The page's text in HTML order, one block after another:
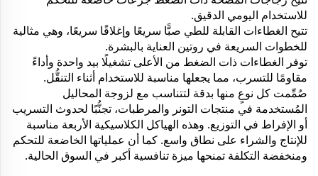
للاستخدام اليومي الدقيق.
تتيح الغطاءات القابلة للطي صبًّا سريعًا وإغلاقًا سريعًا، وهي مثالية
للخطوات السريعة في روتين العناية بالبشرة.
توفر الغطاءات ذات الضغط من الأعلى تشغيلًا بيد واحدة وأداءً
مقاومًا للتسرب، مما يجعلها مناسبة للاستخدام أثناء التنقُّل.
صُمِّمت كل نوعٍ منها بدقة لتتناسب مع لزوجة المحاليل
المُستخدمة في منتجات التونر والمرطبات، تجنُّبًا لحدوث التسريب
أو الإفراط في التوزيع. وهذه الهياكل الكلاسيكية الأربعة مناسبة
للإنتاج والشراء على نطاق واسع. كما أن عملياتها الخاضعة للتحكم
ومنخفضة التكلفة تمنحها ميزة تنافسية أكبر في السوق الحالية.